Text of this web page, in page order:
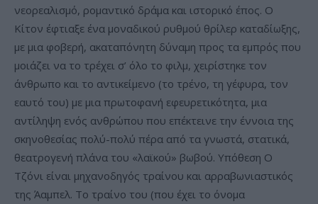
νεορεαλισμό, ρομαντικό δράμα και ιστορικό έπος. Ο
Κίτον έφτιαξε ένα μοναδικού ρυθμού θρίλερ καταδίωξης,
με μια φοβερή, ακαταπόνητη δύναμη προς τα εμπρός που
μοιάζει να το τρέχει σ’ όλο το φιλμ, χειρίστηκε τον
άνθρωπο και το αντικείμενο (το τρένο, τη γέφυρα, τον
εαυτό του) με μια πρωτοφανή εφευρετικότητα, μια
αντίληψη ενός ανθρώπου που επέκτεινε την έννοια της
σκηνοθεσίας πολύ-πολύ πέρα από τα γνωστά, στατικά,
θεατρογενή πλάνα του «λαϊκού» βωβού. Υπόθεση Ο
Τζόνι είναι μηχανοδηγός τραίνου και αρραβωνιαστικός
της Άαμπελ. Το τραίνο του (που έχει το όνομα